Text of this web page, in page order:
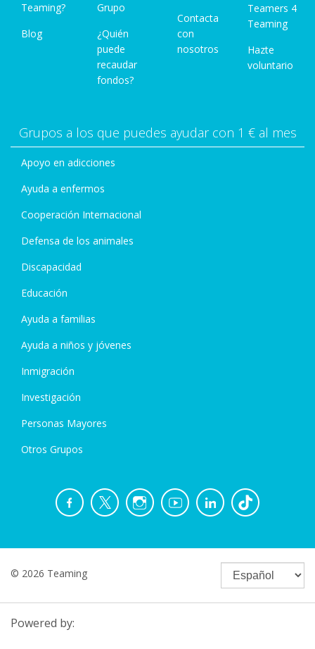
Teaming?
Blog
Grupo
¿Quién
puede
recaudar
fondos?
Contacta
con
nosotros
Teamers 4
Teaming
Hazte
voluntario
Grupos a los que puedes ayudar con 1 € al mes
Apoyo en adicciones
Ayuda a enfermos
Cooperación Internacional
Defensa de los animales
Discapacidad
Educación
Ayuda a familias
Ayuda a niños y jóvenes
Inmigración
Investigación
Personas Mayores
Otros Grupos
© 2026 Teaming
Powered by: